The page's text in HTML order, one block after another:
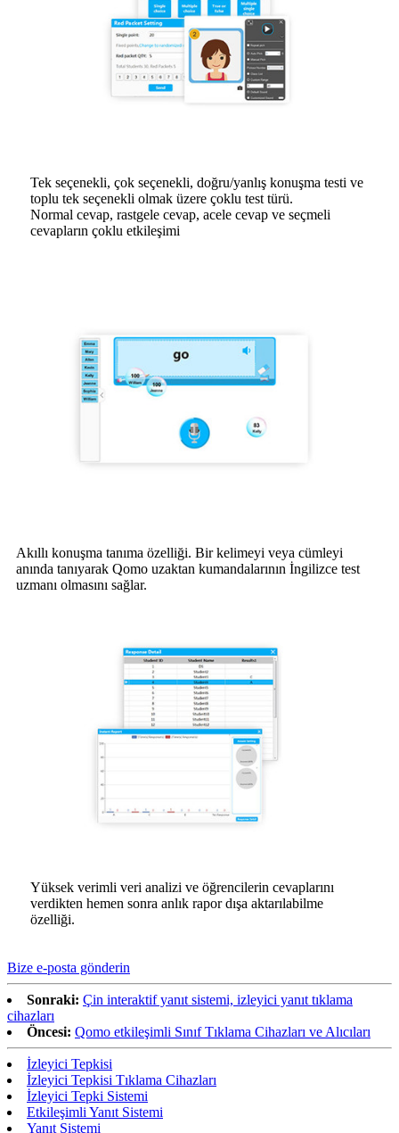
Tek seçenekli, çok seçenekli, doğru/yanlış konuşma testi ve
toplu tek seçenekli olmak üzere çoklu test türü.
Normal cevap, rastgele cevap, acele cevap ve seçmeli
cevapların çoklu etkileşimi
Akıllı konuşma tanıma özelliği. Bir kelimeyi veya cümleyi
anında tanıyarak Qomo uzaktan kumandalarının İngilizce test
uzmanı olmasını sağlar.
Yüksek verimli veri analizi ve öğrencilerin cevaplarını
verdikten hemen sonra anlık rapor dışa aktarılabilme
özelliği.
Bize e-posta gönderin
Sonraki: Çin interaktif yanıt sistemi, izleyici yanıt tıklama
cihazları
Öncesi: Qomo etkileşimli Sınıf Tıklama Cihazları ve Alıcıları
İzleyici Tepkisi
İzleyici Tepkisi Tıklama Cihazları
İzleyici Tepki Sistemi
Etkileşimli Yanıt Sistemi
Yanıt Sistemi